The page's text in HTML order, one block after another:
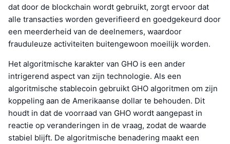
dat door de blockchain wordt gebruikt, zorgt ervoor dat
alle transacties worden geverifieerd en goedgekeurd door
een meerderheid van de deelnemers, waardoor
frauduleuze activiteiten buitengewoon moeilijk worden.
Het algoritmische karakter van GHO is een ander
intrigerend aspect van zijn technologie. Als een
algoritmische stablecoin gebruikt GHO algoritmen om zijn
koppeling aan de Amerikaanse dollar te behouden. Dit
houdt in dat de voorraad van GHO wordt aangepast in
reactie op veranderingen in de vraag, zodat de waarde
stabiel blijft. De algoritmische benadering maakt een